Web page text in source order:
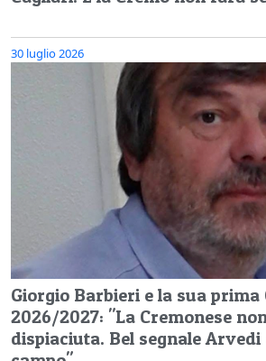
30 luglio 2026
Giorgio Barbieri e la sua prima
2026/2027: "La Cremonese
dispiaciuta. Bel segnale